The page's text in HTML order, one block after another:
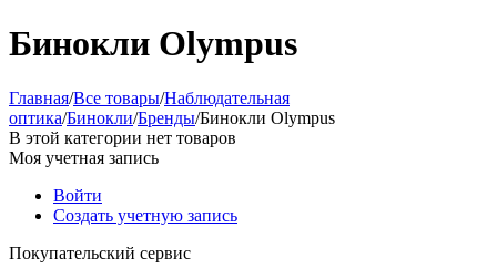
Бинокли Olympus
Главная/Все товары/Наблюдательная
оптика/Бинокли/Бренды/Бинокли Olympus
В этой категории нет товаров
Моя учетная запись
Войти
Создать учетную запись
Покупательский сервис